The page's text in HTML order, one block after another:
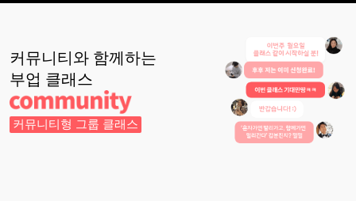
커뮤니티와 함께하는
부업 클래스
커뮤니티형 그룹 클래스